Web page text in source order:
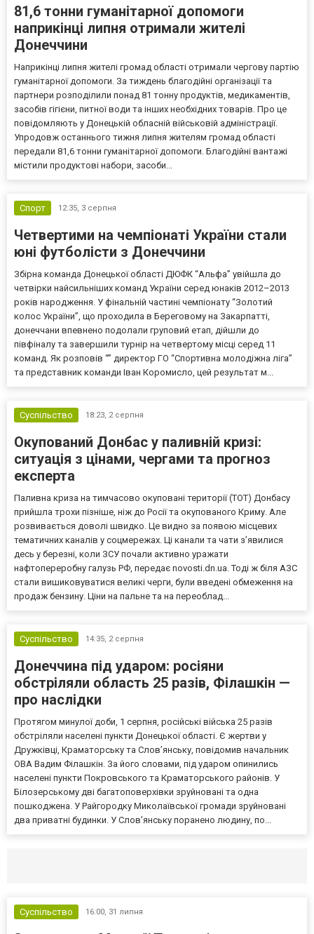
81,6 тонни гуманітарної допомоги
наприкінці липня отримали жителі
Донеччини
Наприкінці липня жителі громад області отримали чергову партію
гуманітарної допомоги. За тиждень благодійні організації та
партнери розподілили понад 81 тонну продуктів, медикаментів,
засобів гігієни, питної води та інших необхідних товарів. Про це
повідомляють у Донецькій обласній військовій адміністрації.
Упродовж останнього тижня липня жителям громад області
передали 81,6 тонни гуманітарної допомоги. Благодійні вантажі
містили продуктові набори, засоби...
Спорт 12:35, 3 серпня
Четвертими на чемпіонаті України стали
юні футболісти з Донеччини
Збірна команда Донецької області ДЮФК “Альфа” увійшла до
четвірки найсильніших команд України серед юнаків 2012–2013
років народження. У фінальній частині чемпіонату “Золотий
колос України”, що проходила в Береговому на Закарпатті,
донеччани впевнено подолали груповий етап, дійшли до
півфіналу та завершили турнір на четвертому місці серед 11
команд. Як розповів “” директор ГО “Спортивна молодіжна ліга”
та представник команди Іван Коромисло, цей результат м...
Суспільство 18:23, 2 серпня
Окупований Донбас у паливній кризі:
ситуація з цінами, чергами та прогноз
експерта
Паливна криза на тимчасово окуповані території (ТОТ) Донбасу
прийшла трохи пізніше, ніж до Росії та окупованого Криму. Але
розвивається доволі швидко. Це видно за появою місцевих
тематичних каналів у соцмережах. Ці канали та чати з’явилися
десь у березні, коли ЗСУ почали активно уражати
нафтопереробну галузь РФ, передає novosti.dn.ua. Тоді ж біля АЗС
стали вишиковуватися великі черги, були введені обмеження на
продаж бензину. Ціни на пальне та на переоблад...
Суспільство 14:35, 2 серпня
Донеччина під ударом: росіяни
обстріляли область 25 разів, Філашкін —
про наслідки
Протягом минулої доби, 1 серпня, російські війська 25 разів
обстріляли населені пункти Донецької області. Є жертви у
Дружківці, Краматорську та Слов’янську, повідомив начальник
ОВА Вадим Філашкін. За його словами, під ударом опинились
населені пункти Покровського та Краматорського районів. У
Білозерському дві багатоповерхівки зруйновані та одна
пошкоджена. У Райгородку Миколаївської громади зруйновані
два приватні будинки. У Слов’янську поранено людину, по...
Суспільство 16:00, 31 липня